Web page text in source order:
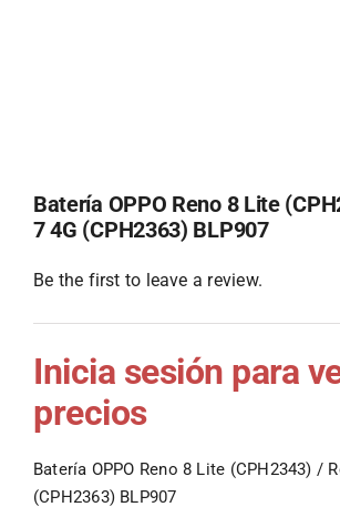
Batería OPPO Reno 8 Lite
7 4G (CPH2363) BLP907
Be the first to leave a review.
Inicia sesión para
precios
Batería OPPO Reno 8 Lite (CPH2343) /
(CPH2363) BLP907